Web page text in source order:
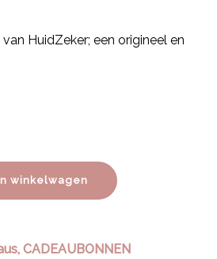
HuidZeker; een origineel en
winkelwagen
, CADEAUBONNEN